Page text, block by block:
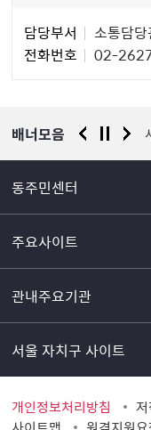
자
담당부서
소통담당
전화번호
02-
배너모음
경찰청 유실물 통합포털
동주민센터
주요사이트
관내주요기관
서울 자치구 사이트
개인정보처리방침